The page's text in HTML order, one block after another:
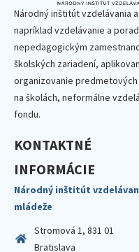
Národný inštitút vzdelávania
napríklad vzdelávanie a
nepedagogickým
školských zariadení,
organizovanie
na školách, neformálne
fondu.
KONTAKTNÉ
INFORMÁCIE
Národný inštitút
mládeže
Stromová 1, 831 01
Bratislava